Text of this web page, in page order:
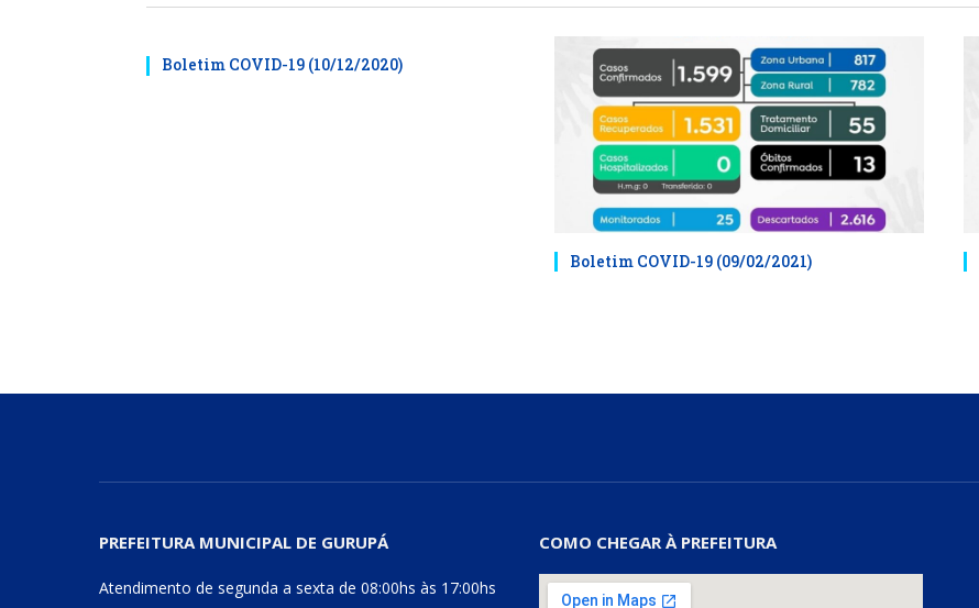
Boletim COVID-19 (10/12/2020)
Boletim COVID-19 (09/02/2021)
PREFEITURA MUNICIPAL DE GURUPÁ
Atendimento de segunda a sexta de 08:00hs às 17:00hs
COMO CHEGAR À PREFEITURA